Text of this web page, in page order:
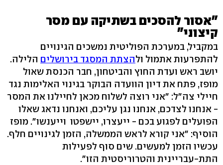
"אסור להסכים בשתיקה עם מסר
קיצוני"
במקביל, במערכת הפוליטית נמשכים הגינויים
להתפרעות אתמול ולהצתת המסגד בירושלים הלילה.
יושב ראש ועדת החוץ והביטחון, חבר הכנסת שאול
מופז, פתח את דיון הוועדה הבוקר בגינוי האלימות נגד
חיילי צה"ל: "אני רוצה לשלוח מכאן לחיילנו את המסר
- אנחנו לצדכם, אנחנו נגן עליכם, ואנחנו נדאג שאלו
הפועלים לפגוע בכם - ייעצרו, יישפטו וייענשו". מופז
הוסיף: "אני קורא לראש הממשלה, הזמן לגינויים חלף.
עכשיו הזמן למעשים. שים סוף לפעילות
התת-עבריינית והטרוריסטית הזו".